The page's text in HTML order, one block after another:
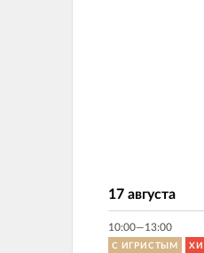
17 августа
10:00—13:00
С ИГРИСТЫМ